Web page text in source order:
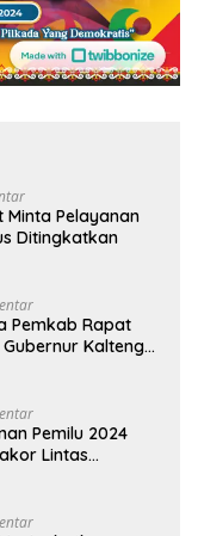
Minta Pelayanan
Ditingkatkan
Pemkab Rapat
Kalteng
Pemilu 2024
Lintas